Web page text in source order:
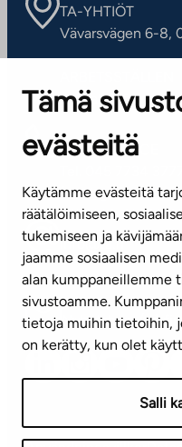
Tämä
evästeitä
Käytämme evästeitä
räätälöimiseen,
tukemiseen ja
jaamme sosiaalisen
alan kumppaneillemme
sivustoamme.
tietoja muihin tietoihin,
on kerätty, kun olet
Salli
TA-YHTIÖT
Vävarsvägen 6-8,
KUNDSERVICE
(vardagar kl. 8–16)
info@ta.fi
Nyhetsbrev (på